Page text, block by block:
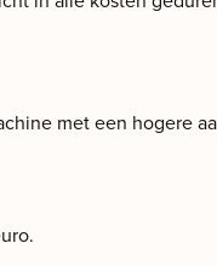
met een hogere